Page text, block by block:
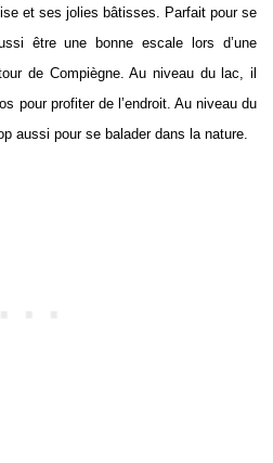
et ses jolies bâtisses. Parfait pour se
être une bonne escale lors d’une
de Compiègne. Au niveau du lac, il
pour profiter de l’endroit. Au niveau du
aussi pour se balader dans la nature.